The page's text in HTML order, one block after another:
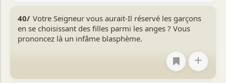
40/ Votre Seigneur vous aurait-Il réservé les garçons
en se choisissant des filles parmi les anges ? Vous
prononcez là un infâme blasphème.
+